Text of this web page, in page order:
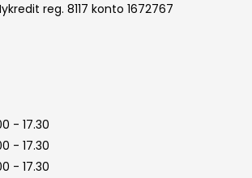
reg. 8117 konto 1672767
- 17.30
- 17.30
- 17.30